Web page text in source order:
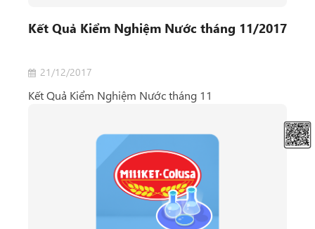
Kết Quả Kiểm Nghiệm Nước tháng 11/2017
21/12/2017
Kết Quả Kiểm Nghiệm Nước tháng 11